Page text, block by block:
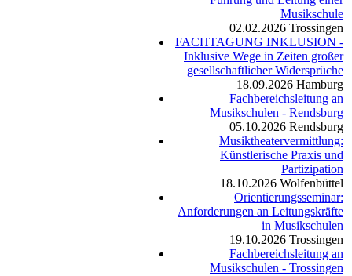
Musikschule
02.02.2026 Trossingen
FACHTAGUNG INKLUSION -
Inklusive Wege in Zeiten großer
gesellschaftlicher Widersprüche
18.09.2026 Hamburg
Fachbereichsleitung an
Musikschulen - Rendsburg
05.10.2026 Rendsburg
Musiktheatervermittlung:
Künstlerische Praxis und
Partizipation
18.10.2026 Wolfenbüttel
Orientierungsseminar:
Anforderungen an Leitungskräfte
in Musikschulen
19.10.2026 Trossingen
Fachbereichsleitung an
Musikschulen - Trossingen